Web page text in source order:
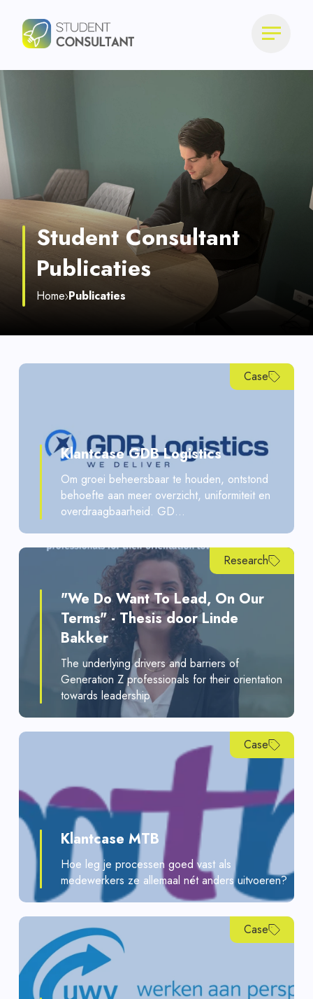
Student Consultant
Publicaties
Home Publicaties
Case
Klantcase GDB Logistics
Om groei beheersbaar te houden, ontstond
behoefte aan meer overzicht, uniformiteit en
overdraagbaarheid. GD...
Research
"We Do Want To Lead, On Our
Terms" - Thesis door Linde
Bakker
The underlying drivers and barriers of
Generation Z professionals for their orientation
towards leadership
Case
Klantcase MTB
Hoe leg je processen goed vast als
medewerkers ze allemaal nét anders uitvoeren?
Case